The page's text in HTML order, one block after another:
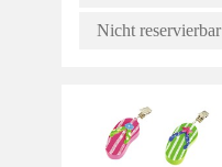
Nicht reservierbar